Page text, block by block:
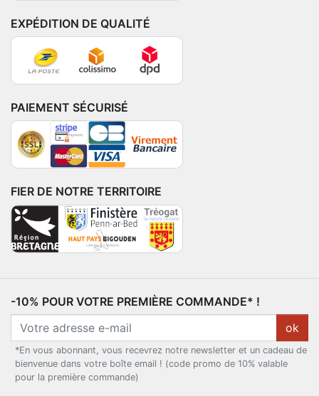
EXPÉDITION DE QUALITÉ
PAIEMENT SÉCURISÉ
FIER DE NOTRE TERRITOIRE
-10% POUR VOTRE PREMIÈRE COMMANDE* !
ok
*En vous abonnant, vous recevrez notre newsletter et un cadeau de
bienvenue dans votre boîte email ! (code promo de 10% valable
pour la première commande)